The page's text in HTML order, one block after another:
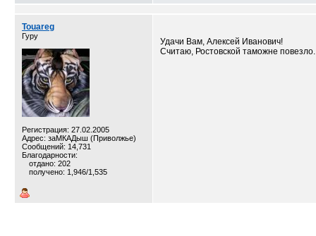
Touareg
Гуру
Регистрация: 27.02.2005
Адрес: заМКАДыш (Приволжье)
Сообщений: 14,731
Благодарности:
отдано: 202
получено: 1,946/1,535
Удачи Вам, Алексей Иванович!
Считаю, Ростовской таможне повезло.